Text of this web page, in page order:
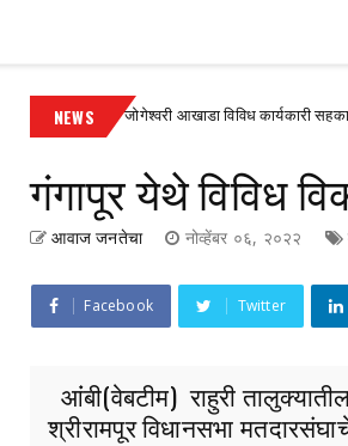
NEWS
जोगेश्वरी आखाडा विविध कार्यकारी सहकारी विकास
गंगापूर येथे विविध
आवाज जनतेचा नोव्हेंबर ०६, २०२२
Facebook Twitter
आंंबी(वेबटीम) राहुरी
श्रीरामपूर विधानसभा